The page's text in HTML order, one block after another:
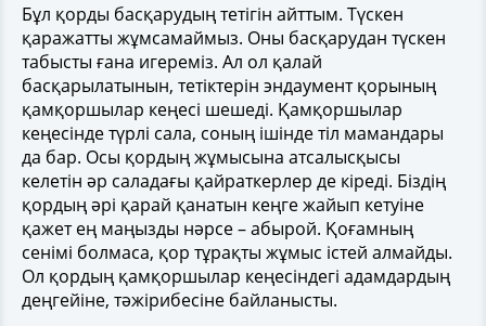
Бұл қорды басқарудың тетігін айттым. Түскен
қаражатты жұмсамаймыз. Оны басқарудан түскен
табысты ғана игереміз. Ал ол қалай
басқарылатынын, тетіктерін эндаумент қорының
қамқоршылар кеңесі шешеді. Қамқоршылар
кеңесінде түрлі сала, соның ішінде тіл мамандары
да бар. Осы қордың жұмысына атсалысқысы
келетін әр саладағы қайраткерлер де кіреді. Біздің
қордың әрі қарай қанатын кеңге жайып кетуіне
қажет ең маңызды нәрсе – абырой. Қоғамның
сенімі болмаса, қор тұрақты жұмыс істей алмайды.
Ол қордың қамқоршылар кеңесіндегі адамдардың
деңгейіне, тәжірибесіне байланысты.